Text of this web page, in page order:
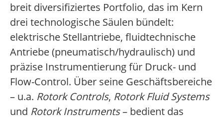
breit diversifiziertes Portfolio, das im Kern
drei technologische Säulen bündelt:
elektrische Stellantriebe, fluidtechnische
Antriebe (pneumatisch/hydraulisch) und
präzise Instrumentierung für Druck- und
Flow-Control. Über seine Geschäftsbereiche
– u.a. Rotork Controls, Rotork Fluid Systems
und Rotork Instruments– bedient das